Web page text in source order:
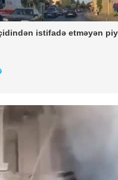
istifadə etməyən